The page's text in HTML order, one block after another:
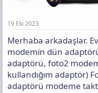
19 Eki 2023
Merhaba arkadaşlar.
modemin dün
adaptörü, foto2
kullandığım adaptör)
adaptörü modeme